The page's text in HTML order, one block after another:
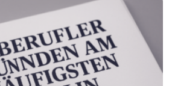
Versicherungskaufleute e.V.
Die Studie basiert auf den
selbstständigen
und -makler*innen. Ein
als die Hälfte der Befragten ist
wird in den nächsten Jahren eine